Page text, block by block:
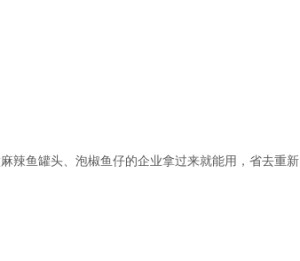
辣鱼罐头、泡椒鱼仔的企业拿过来就能用，省去重新